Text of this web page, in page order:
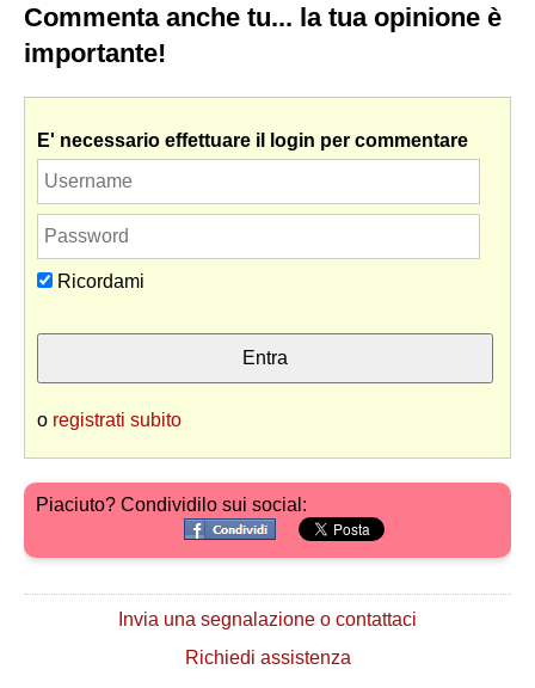
Commenta anche tu... la tua opinione è
importante!
E' necessario effettuare il login per commentare
Ricordami
o registrati subito
Piaciuto? Condividilo sui social:
Invia una segnalazione o contattaci
Richiedi assistenza